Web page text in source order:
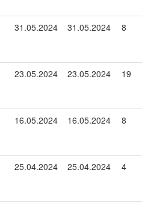
31.05.2024 31.05.2024 8
23.05.2024 23.05.2024 19
16.05.2024 16.05.2024 8
25.04.2024 25.04.2024 4